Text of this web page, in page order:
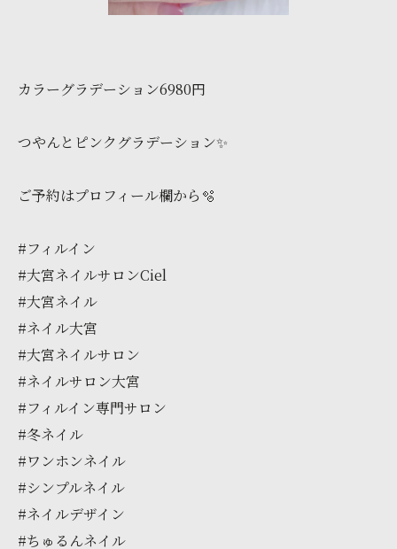
カラーグラデーション6980円
つやんとピンクグラデーション✨
ご予約はプロフィール欄から🫧
#フィルイン
#大宮ネイルサロンCiel
#大宮ネイル
#ネイル大宮
#大宮ネイルサロン
#ネイルサロン大宮
#フィルイン専門サロン
#冬ネイル
#ワンホンネイル
#シンプルネイル
#ネイルデザイン
#ちゅるんネイル